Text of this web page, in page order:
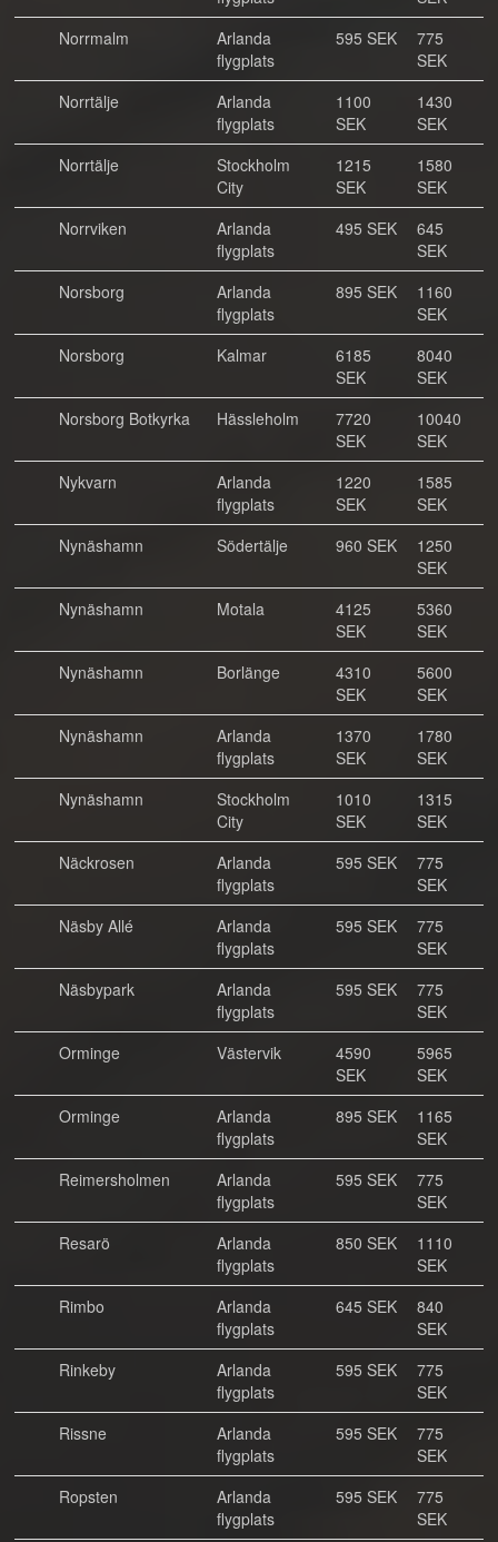
Norrmalm
Arlanda
flygplats
595 SEK
775
SEK
Norrtälje
Arlanda
flygplats
1100
SEK
1430
SEK
Norrtälje
Stockholm
City
1215
SEK
1580
SEK
Norrviken
Arlanda
flygplats
495 SEK
645
SEK
Norsborg
Arlanda
flygplats
895 SEK
1160
SEK
Norsborg
Kalmar
6185
SEK
8040
SEK
Norsborg Botkyrka
Hässleholm
7720
SEK
10040
SEK
Nykvarn
Arlanda
flygplats
1220
SEK
1585
SEK
Nynäshamn
Södertälje 960 SEK
1250
SEK
Nynäshamn
Motala
4125
SEK
5360
SEK
Nynäshamn
Borlänge
4310
SEK
5600
SEK
Nynäshamn
Arlanda
flygplats
1370
SEK
1780
SEK
Nynäshamn
Stockholm
City
1010
SEK
1315
SEK
Näckrosen
Arlanda
flygplats
595 SEK
775
SEK
Näsby Allé
Arlanda
flygplats
595 SEK
775
SEK
Näsbypark
Arlanda
flygplats
595 SEK
775
SEK
Orminge
Västervik
4590
SEK
5965
SEK
Orminge
Arlanda
flygplats
895 SEK
1165
SEK
Reimersholmen
Arlanda
flygplats
595 SEK
775
SEK
Resarö
Arlanda
flygplats
850 SEK
1110
SEK
Rimbo
Arlanda
flygplats
645 SEK
840
SEK
Rinkeby
Arlanda
flygplats
595 SEK
775
SEK
Rissne
Arlanda
flygplats
595 SEK
775
SEK
Ropsten
Arlanda
flygplats
595 SEK
775
SEK